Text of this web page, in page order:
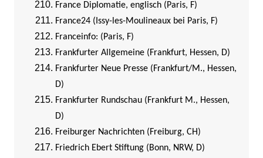
France Diplomatie, englisch (Paris, F)
France24 (Issy-les-Moulineaux bei Paris, F)
Franceinfo: (Paris, F)
Frankfurter Allgemeine (Frankfurt, Hessen, D)
Frankfurter Neue Presse (Frankfurt/M., Hessen,
D)
Frankfurter Rundschau (Frankfurt M., Hessen,
D)
Freiburger Nachrichten (Freiburg, CH)
Friedrich Ebert Stiftung (Bonn, NRW, D)